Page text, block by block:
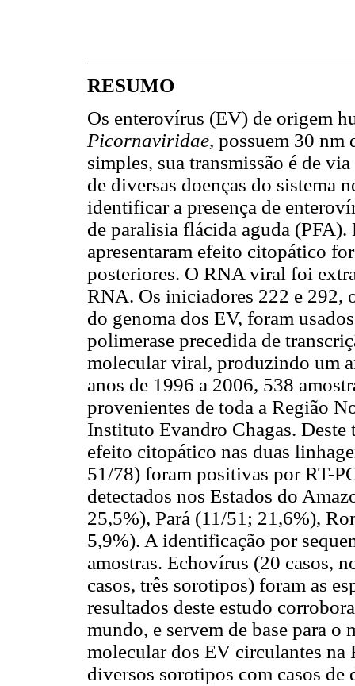
RESUMO
Os enterovírus (EV) de origem
Picornaviridae, possuem 30 nm
simples, sua transmissão é de
de diversas doenças do sistema
identificar a presença de
de paralisia flácida aguda
apresentaram efeito citopático
posteriores. O RNA viral foi
RNA. Os iniciadores 222 e 292,
do genoma dos EV, foram
polimerase precedida de
molecular viral, produzindo um
anos de 1996 a 2006, 538
provenientes de toda a Região
Instituto Evandro Chagas.
efeito citopático nas duas
51/78) foram positivas por RT-
detectados nos Estados do
25,5%), Pará (11/51; 21,6%),
5,9%). A identificação por
amostras. Echovírus (20 casos,
casos, três sorotipos) foram as
resultados deste estudo
mundo, e servem de base para
molecular dos EV circulantes na
diversos sorotipos com casos de